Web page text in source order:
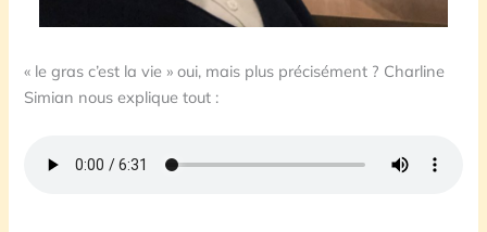
« le gras c’est la vie » oui, mais plus précisément ? Charline
Simian nous explique tout :